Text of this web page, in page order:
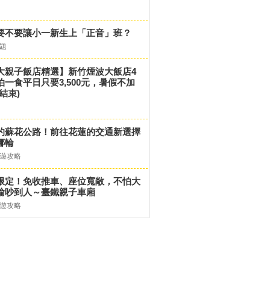
不要讓小一新生上「正音」班？
親子飯店精選】新竹煙波大飯店4
一食平日只要3,500元，暑假不加
束)
蘇花公路！前往花蓮的交通新選擇
輪
攻略
定！免收推車、座位寬敞，不怕大
吵到人～臺鐵親子車廂
攻略